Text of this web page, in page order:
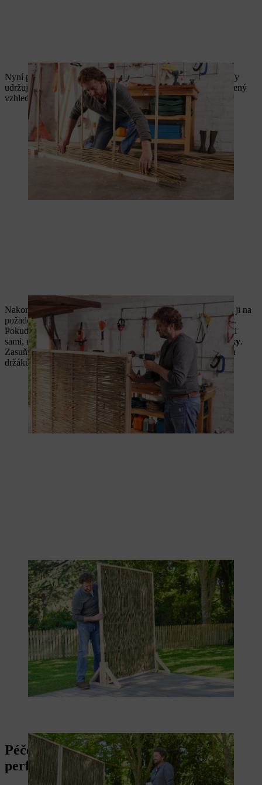
Nyní připevněte dva hranoly rámu o délce 140,5 centimetru. Ty
udržují tvar bambusových tyčí a zároveň zajišťují jejich vyvážený
vzhled.
Nakonec vlastnoručně vyrobenou zástěnu postavte a instalujte ji na
požadované místo. Na balkoně nebo terase ji postavte na nohy.
Pokud jste si zástěnu na ochranu soukromí na zahradě postavili
sami, můžete ji nainstalovat napevno
mezi dva opěrné sloupky.
Zasuňte sloupky do narážecích patek nebo do zabetonovaných
držáků sloupků.
Péče: aby vaše zástěna vydržela v
perfektním stavu